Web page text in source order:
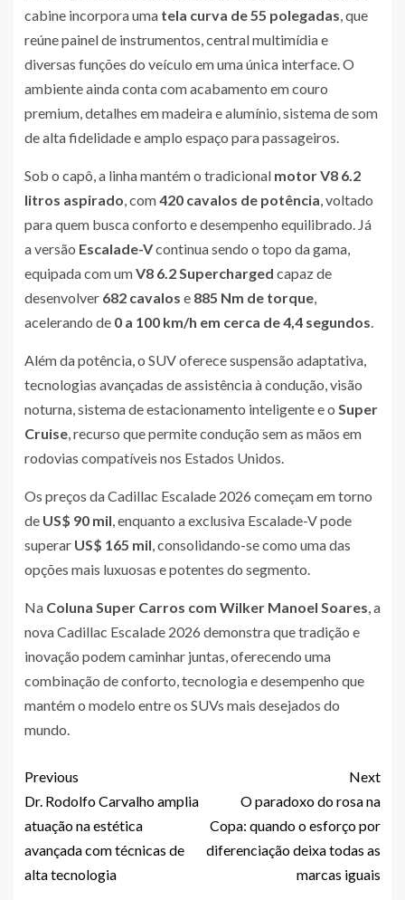
cabine incorpora uma tela curva de 55 polegadas , que
reúne painel de instrumentos, central multimídia e
diversas funções do veículo em uma única interface. O
ambiente ainda conta com acabamento em couro
premium, detalhes em madeira e alumínio, sistema de som
de alta fidelidade e amplo espaço para passageiros.
Sob o capô, a linha mantém o tradicional motor V8 6.2
litros aspirado , com420 cavalos de potência , voltado
para quem busca conforto e desempenho equilibrado. Já
a versão Escalade-Vcontinua sendo o topo da gama,
equipada com umV8 6.2 Supercharged capaz de
desenvolver 682 cavalos e 885 Nm de torque
acelerando de 0 a 100 km/h em cerca de 4,4 segundos
Além da potência, o SUV oferece suspensão adaptativa,
tecnologias avançadas de assistência à condução, visão
noturna, sistema de estacionamento inteligente e o Super
Cruise , recurso que permite condução sem as mãos em
rodovias compatíveis nos Estados Unidos.
Os preços da Cadillac Escalade 2026 começam em torno
de US$ 90 mil , enquanto a exclusiva Escalade-V pode
superar US$ 165 mil , consolidando-se como uma das
opções mais luxuosas e potentes do segmento.
Na Coluna Super Carros com Wilker Manoel Soares , a
nova Cadillac Escalade 2026 demonstra que tradição e
inovação podem caminhar juntas, oferecendo uma
combinação de conforto, tecnologia e desempenho que
mantém o modelo entre os SUVs mais desejados do
mundo.
Previous
Dr. Rodolfo Carvalho amplia
atuação na estética
avançada com técnicas de
alta tecnologia
Next
O paradoxo do rosa na
Copa: quando o esforço por
diferenciação deixa todas as
marcas iguais